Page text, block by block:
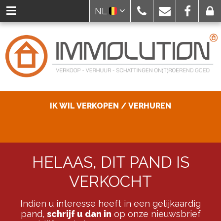
NL
IK WIL VERKOPEN / VERHUREN
HELAAS, DIT PAND IS
VERKOCHT
Indien u interesse heeft in een gelijkaardig
pand, schrijf u dan in op onze nieuwsbrief